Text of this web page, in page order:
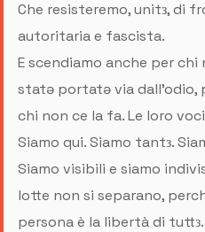
Che resisteremo, unitз, di
autoritaria e fascista.
E scendiamo anche per
statə portatə via dall’odio,
chi non ce la fa. Le loro
Siamo qui. Siamo tantз.
Siamo visibili e siamo
lotte non si separano,
persona è la libertà di tuttз.